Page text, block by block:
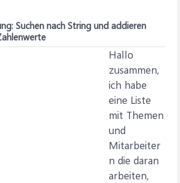
Suchen nach String und addieren
Hallo
zusammen,
ich habe
eine Liste
mit Themen
und
Mitarbeiter
n die daran
arbeiten,